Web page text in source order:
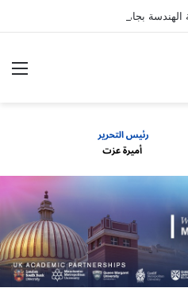
بجامعة أسيوط